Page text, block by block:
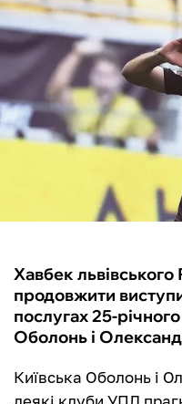
ЧС-2026
ФУТЗАЛ
ІНШІ
БУКМЕКЕРИ
Хавбек
продовжити виступи
послугах 25-
Оболонь і
Київська Оболонь і